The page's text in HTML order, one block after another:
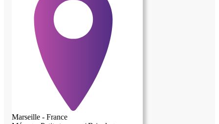
Marseille - France